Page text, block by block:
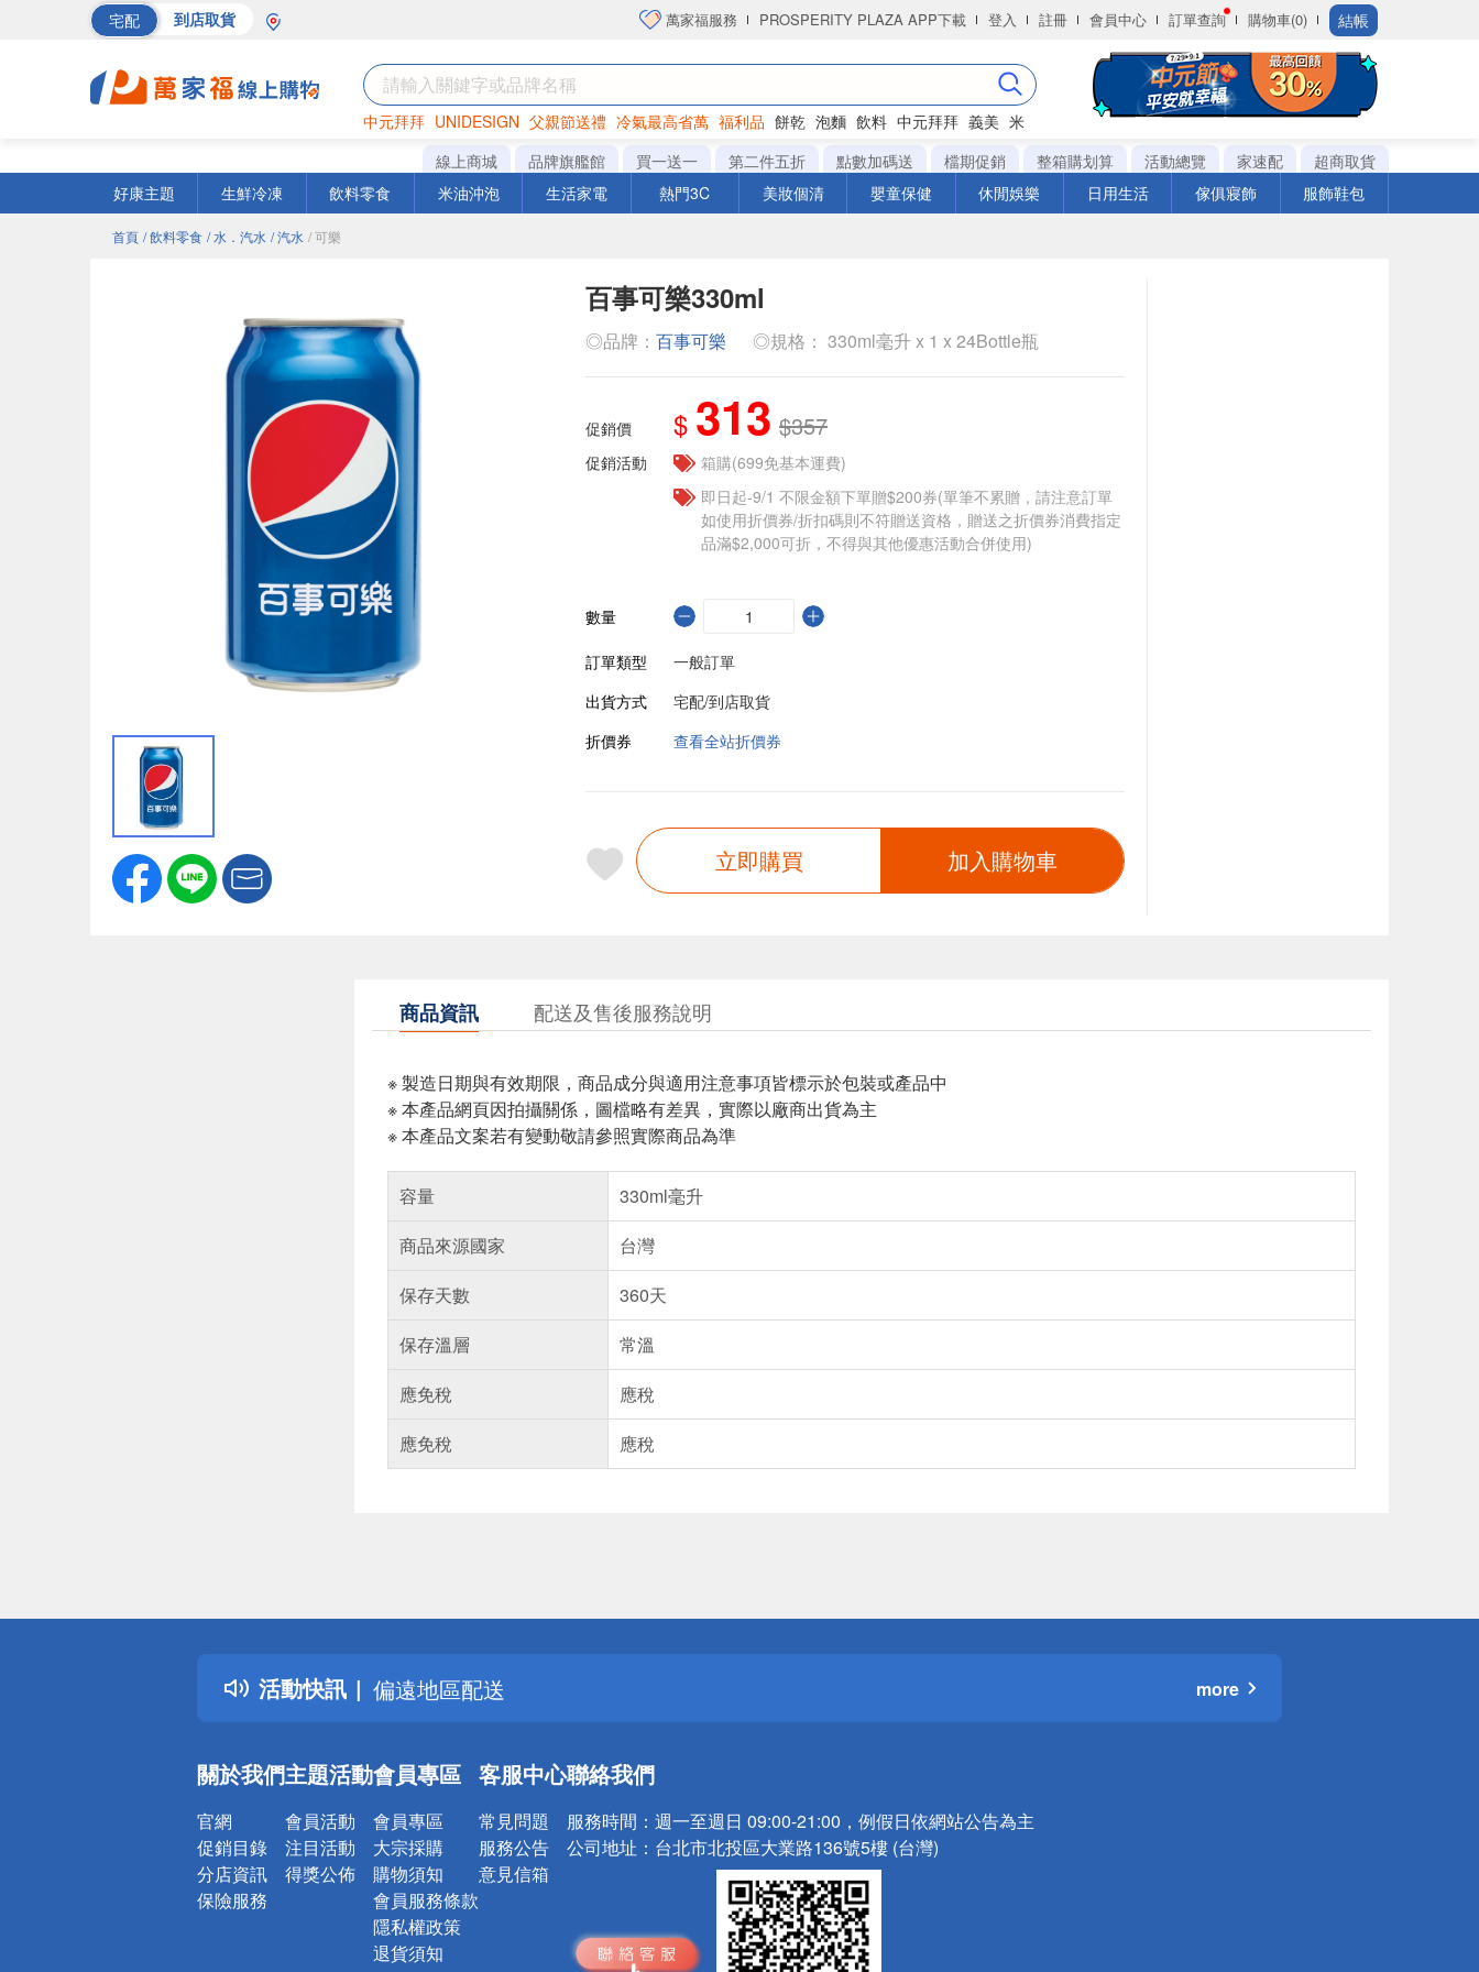
宅配 到店取貨 萬家福服務 PROSPERITY PLAZA APP下載 登入 註冊 會員中心 訂單查詢 購物車(0) 結帳
中元拜拜 UNIDESIGN 父親節送禮 冷氣最高省萬 福利品 餅乾 泡麵 飲料 中元拜拜 義美 米
罐頭 海苔 洋芋片
線上商城 品牌旗艦館 買一送一 第二件五折 點數加碼送 檔期促銷 整箱購划算 活動總覽 家速配
超商取貨
好康主題
生鮮冷凍 飲料零食 米油沖泡 生活家電 熱門3C 美妝個清 嬰童保健 休閒娛樂 日用生活 傢俱寢飾 服飾鞋包
首頁 / 飲料零食 / 水．汽水 / 汽水 / 可樂
百事可樂330ml
◎品牌： 百事可樂 ◎規格： 330ml毫升 x 1 x 24Bottle瓶
促銷價 $ 313 $357
促銷活動
箱購(699免基本運費)
即日起-9/1 不限金額下單贈$200券(單筆不累贈，請注意訂單
如使用折價券/折扣碼則不符贈送資格，贈送之折價券消費指定
品滿$2,000可折，不得與其他優惠活動合併使用)
數量
訂單類型
一般訂單
出貨方式
宅配/到店取貨
折價券
查看全站折價券
立即購買 加入購物車
商品資訊 配送及售後服務說明
※ 製造日期與有效期限，商品成分與適用注意事項皆標示於包裝或產品中
※ 本產品網頁因拍攝關係，圖檔略有差異，實際以廠商出貨為主
※ 本產品文案若有變動敬請參照實際商品為準
容量
330ml毫升
商品來源國家
台灣
保存天數
360天
保存溫層
常溫
應免稅
應稅
應免稅
應稅
活動快訊
熱門話題
銀行優惠
偏遠地區配送
詐騙網頁！請小心！
more
關於我們
官網
促銷目錄
分店資訊
保險服務
主題活動
會員活動
注目活動
得獎公佈
會員專區
會員專區
大宗採購
購物須知
會員服務條款
隱私權政策
退貨須知
客服中心
常見問題
服務公告
意見信箱
聯絡我們
服務時間： 週一至週日 09:00-21:00，例假日依網站公告為主
公司地址： 台北市北投區大業路136號5樓 (台灣)